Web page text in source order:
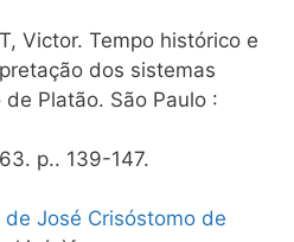
Victor. Tempo histórico e
dos sistemas
Platão. São Paulo :
p.. 139-147.
de José Crisóstomo de